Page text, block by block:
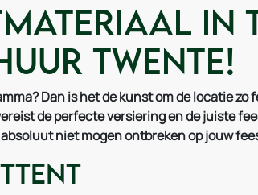
in
Twente!
Dan is het de kunst om de locatie
de perfecte versiering en de juiste
niet mogen ontbreken op jouw